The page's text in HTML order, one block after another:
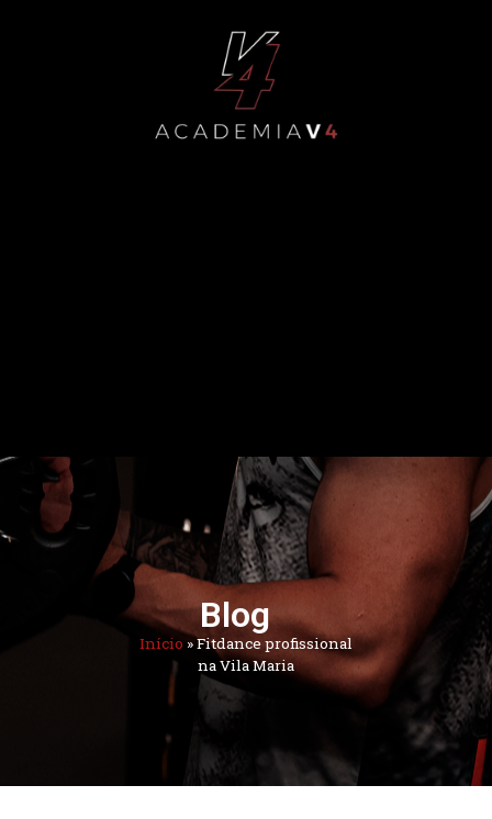
Blog
Início »Fitdance profissional
na Vila Maria